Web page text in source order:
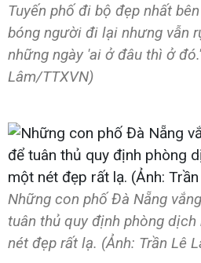
Tuyến phố đi bộ đẹp nhất
bóng người đi lại nhưng vẫn
những ngày 'ai ở đâu thì ở
Lâm/TTXVN)
Những con phố Đà Nẵng
tuân thủ quy định phòng
nét đẹp rất lạ. (Ảnh: Trần Lê